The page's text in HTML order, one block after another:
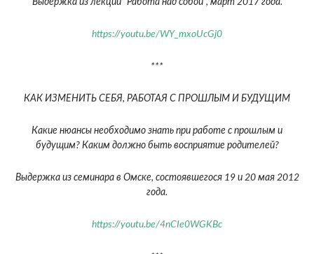
Выдержка из лекции "Работа над собой", март 2017 года.
https://youtu.be/WY_mxoUcGj0
***
КАК ИЗМЕНИТЬ СЕБЯ, РАБОТАЯ С ПРОШЛЫМ И БУДУЩИМ
Какие нюансы необходимо знать при работе с прошлым и
будущим? Каким должно быть восприятие родителей?
Выдержка из семинара в Омске, состоявшегося 19 и 20 мая 2012
года.
https://youtu.be/4nCIe0WGKBc